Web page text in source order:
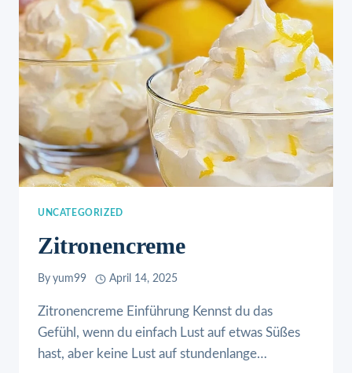
UNCATEGORIZED
Zitronencreme
By yum99 April 14, 2025
Zitronencreme Einführung Kennst du das
Gefühl, wenn du einfach Lust auf etwas Süßes
hast, aber keine Lust auf stundenlange…